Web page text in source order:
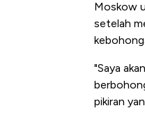
Moskow
setelah
"Saya
pikiran